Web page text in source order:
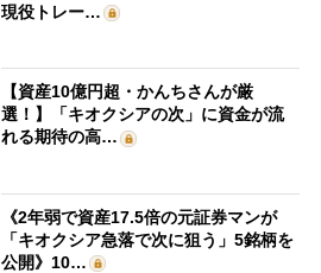
現役トレー…
【資産10億円超・かんちさんが厳
選！】「キオクシアの次」に資金が流
れる期待の高…
《2年弱で資産17.5倍の元証券マンが
「キオクシア急落で次に狙う」5銘柄を
公開》10…